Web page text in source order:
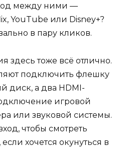
между ними —
YouTube или Disney+?
в пару кликов.
здесь тоже всё отлично.
подключить флешку
диск, а два HDMI-
игровой
или звуковой системы.
чтобы смотреть
хочется окунуться в